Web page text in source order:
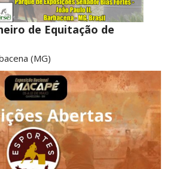
de Equitação de
(MG)